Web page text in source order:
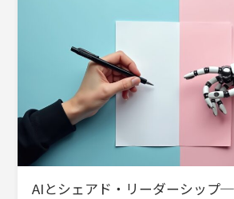
AIとシェアド・リーダーシップ